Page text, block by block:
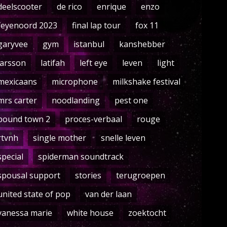
de rico enrique
enzo
2023
final lap tour
fox 11
gym istanbul
kanshebber
latifah left eye leven
light
microphone
milkshake festival
carter
noodlanding
pest one
town 2
proces-verbaal
rouge
single mother
snelle leven
spiderman soundtrack
support
stories
terugroepen
state of pop
van der laan
marie
white house zoektocht